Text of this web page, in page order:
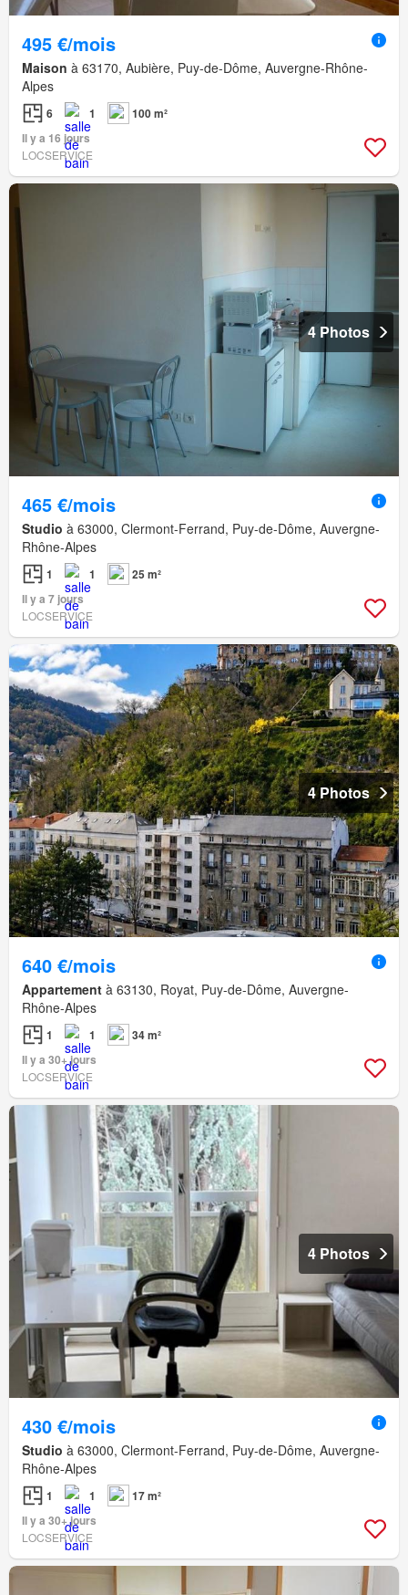
495 €/mois
Maison à 63170, Aubière, Puy-de-Dôme, Auvergne-Rhône-
Alpes
6 1
100 m²
Il y a 16 jours
LOCSERVICE
4 Photos
465 €/mois
Studio à 63000, Clermont-Ferrand, Puy-de-Dôme, Auvergne-
Rhône-Alpes
1 1
25 m²
Il y a 7 jours
LOCSERVICE
4 Photos
640 €/mois
Appartement à 63130, Royat, Puy-de-Dôme, Auvergne-
Rhône-Alpes
1 1
34 m²
Il y a 30+ jours
LOCSERVICE
4 Photos
430 €/mois
Studio à 63000, Clermont-Ferrand, Puy-de-Dôme, Auvergne-
Rhône-Alpes
1 1
17 m²
Il y a 30+ jours
LOCSERVICE